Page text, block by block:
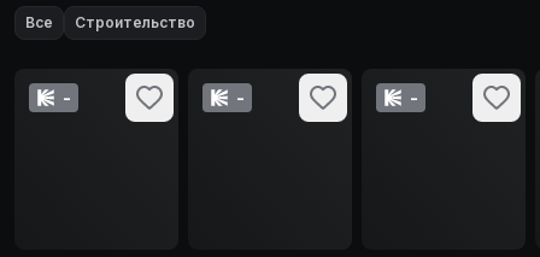
Все Строительство
- - -